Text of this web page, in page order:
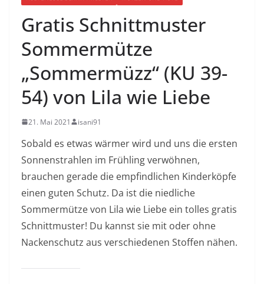
Gratis Schnittmuster
Sommermütze
„Sommermüzz“ (KU 39-
54) von Lila wie Liebe
21. Mai 2021 isani91
Sobald es etwas wärmer wird und uns die ersten
Sonnenstrahlen im Frühling verwöhnen,
brauchen gerade die empfindlichen Kinderköpfe
einen guten Schutz. Da ist die niedliche
Sommermütze von Lila wie Liebe ein tolles gratis
Schnittmuster! Du kannst sie mit oder ohne
Nackenschutz aus verschiedenen Stoffen nähen.